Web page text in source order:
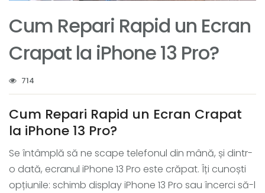
Cum Repari Rapid un Ecran
Crapat la iPhone 13 Pro?
714
Cum Repari Rapid un Ecran Crapat
la iPhone 13 Pro?
Se întâmplă să ne scape telefonul din mână, și dintr-
o dată, ecranul iPhone 13 Pro este crăpat. Îți cunoști
opțiunile: schimb display iPhone 13 Pro sau încerci să-l